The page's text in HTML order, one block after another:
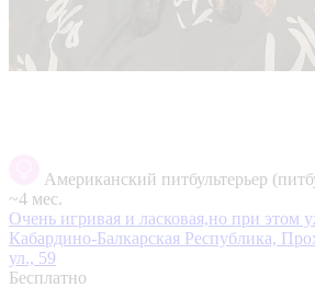
Американский питбультерьер
~4 мес.
Очень игривая и ласковая,но при этом
Кабардино-Балкарская Республика,
ул., 59
Бесплатно